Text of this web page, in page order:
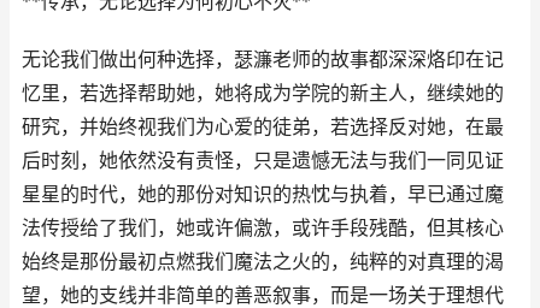
无论我们做出何种选择，瑟濂老师的故事都深深烙印在记
忆里，若选择帮助她，她将成为学院的新主人，继续她的
研究，并始终视我们为心爱的徒弟，若选择反对她，在最
后时刻，她依然没有责怪，只是遗憾无法与我们一同见证
星星的时代，她的那份对知识的热忱与执着，早已通过魔
法传授给了我们，她或许偏激，或许手段残酷，但其核心
始终是那份最初点燃我们魔法之火的，纯粹的对真理的渴
望，她的支线并非简单的善恶叙事，而是一场关于理想代